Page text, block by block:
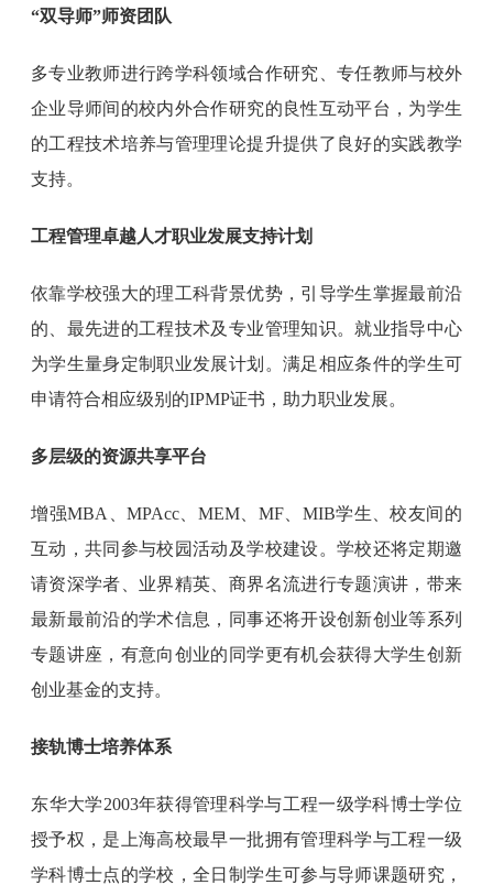
“双导师”师资团队
多专业教师进行跨学科领域合作研究、专任教师与校外
企业导师间的校内外合作研究的良性互动平台，为学生
的工程技术培养与管理理论提升提供了良好的实践教学
支持。
工程管理卓越人才职业发展支持计划
依靠学校强大的理工科背景优势，引导学生掌握最前沿
的、最先进的工程技术及专业管理知识。就业指导中心
为学生量身定制职业发展计划。满足相应条件的学生可
申请符合相应级别的IPMP证书，助力职业发展。
多层级的资源共享平台
增强MBA、MPAcc、MEM、MF、MIB学生、校友间的
互动，共同参与校园活动及学校建设。学校还将定期邀
请资深学者、业界精英、商界名流进行专题演讲，带来
最新最前沿的学术信息，同事还将开设创新创业等系列
专题讲座，有意向创业的同学更有机会获得大学生创新
创业基金的支持。
接轨博士培养体系
东华大学2003年获得管理科学与工程一级学科博士学位
授予权，是上海高校最早一批拥有管理科学与工程一级
学科博士点的学校，全日制学生可参与导师课题研究，